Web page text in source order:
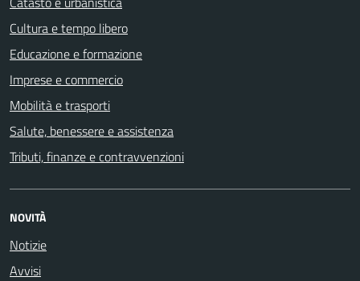
Cultura e tempo libero
Educazione e formazione
Imprese e commercio
Mobilità e trasporti
Salute, benessere e assistenza
Tributi, finanze e contravvenzioni
NOVITÀ
Notizie
Avvisi